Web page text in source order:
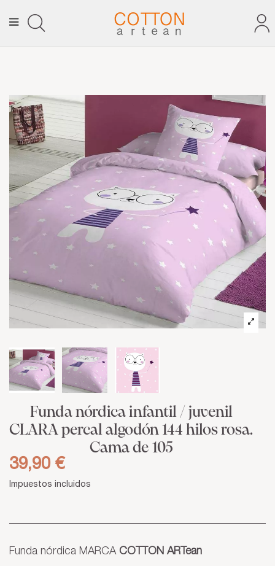
Funda nórdica infantil / juvenil
CLARA percal algodón 144 hilos rosa.
Cama de 105
39,90 €
Impuestos incluidos
Funda nórdica MARCA COTTON ARTean